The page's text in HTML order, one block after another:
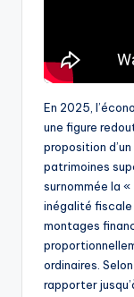
En 2025,
une figure
proposition
patrimoines
surnommée la
inégalité
montages
ordinaires.
rapporter